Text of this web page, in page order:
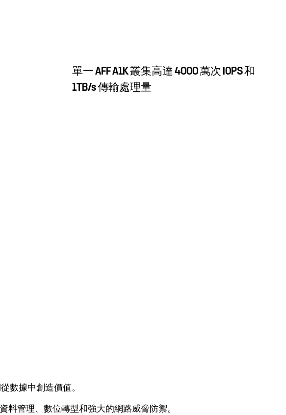
單一 AFF A1K 叢集高達 4000 萬次 IOPS 和
1TB/s 傳輸處理量
數據中創造價值。
管理、數位轉型和強大的網路威脅防禦。